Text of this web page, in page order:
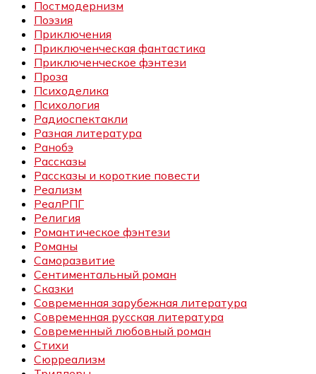
Постмодернизм
Поэзия
Приключения
Приключенческая фантастика
Приключенческое фэнтези
Проза
Психоделика
Психология
Радиоспектакли
Разная литература
Ранобэ
Рассказы
Рассказы и короткие повести
Реализм
РеалРПГ
Религия
Романтическое фэнтези
Романы
Саморазвитие
Сентиментальный роман
Сказки
Современная зарубежная литература
Современная русская литература
Современный любовный роман
Стихи
Сюрреализм